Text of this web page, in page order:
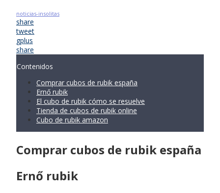
noticias-insolitas
share
tweet
gplus
share
Contenidos
Comprar cubos de rubik españa
Ernő rubik
El cubo de rubik cómo se resuelve
Tienda de cubos de rubik online
Cubo de rubik amazon
Comprar cubos de rubik españa
Ernő rubik